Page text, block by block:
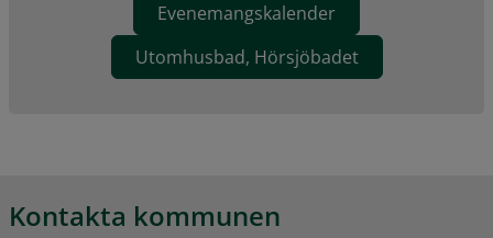
Evenemangskalender
Utomhusbad, Hörsjöbadet
Kontakta kommunen